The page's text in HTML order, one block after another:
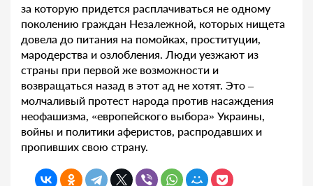
за которую придется расплачиваться не одному
поколению граждан Незалежной, которых нищета
довела до питания на помойках, проституции,
мародерства и озлобления. Люди уезжают из
страны при первой же возможности и
возвращаться назад в этот ад не хотят. Это –
молчаливый протест народа против насаждения
неофашизма, «европейского выбора» Украины,
войны и политики аферистов, распродавших и
пропивших свою страну.